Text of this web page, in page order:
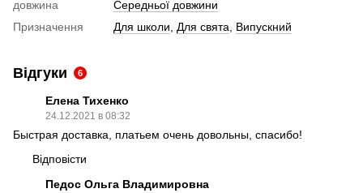
довжина
Середньої довжини
Призначення
Для школи, Для свята, Випускний
Відгуки 6
Елена Тихенко
24.12.2021 в 08:32
Быстрая доставка, платьем очень довольны, спасибо!
Відповісти
Педос Ольга Владимировна